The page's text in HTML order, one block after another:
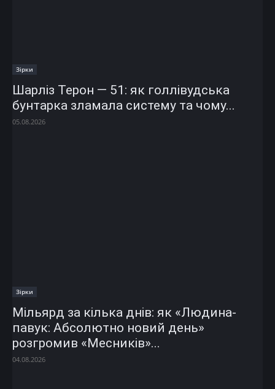
Зірки
Шарліз Терон — 51: як голлівудська
бунтарка зламала систему та чому...
05.08.2026
Зірки
Мільярд за кілька днів: як «Людина-
павук: Абсолютно новий день»
розгромив «Месників»...
04.08.2026